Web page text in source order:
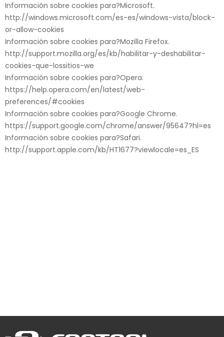
Información sobre cookies para?Microsoft.
http://windows.microsoft.com/es-es/windows-vista/block-
or-allow-cookies
Información sobre cookies para?Mozilla Firefox.
http://support.mozilla.org/es/kb/habilitar-y-deshabilitar-
cookies-que-lossitios-we
Información sobre cookies para?Opera.
https://help.opera.com/en/latest/web-
preferences/#cookies
Información sobre cookies para?Google Chrome.
https://support.google.com/chrome/answer/95647?hl=es
Información sobre cookies para?Safari.
http://support.apple.com/kb/HT1677?viewlocale=es_ES